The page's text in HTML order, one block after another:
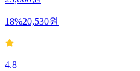
18%20,530원
4.8